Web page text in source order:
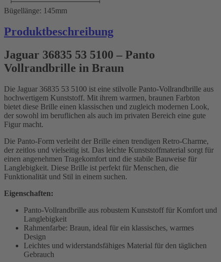
Bügellänge: 145mm
Produktbeschreibung
Jaguar 36835 53 5100 – Panto
Vollrandbrille in Braun
Die Jaguar 36835 53 5100 ist eine stilvolle Panto-Vollrandbrille aus
hochwertigem Kunststoff. Mit ihrem warmen, braunen Farbton
bietet diese Brille einen klassischen und zugleich modernen Look,
der sowohl im beruflichen als auch im privaten Bereich eine gute
Figur macht.
Die Panto-Form verleiht der Brille einen trendigen Retro-Charme,
der zeitlos und vielseitig ist. Das leichte Kunststoffmaterial sorgt für
einen angenehmen Tragekomfort und die stabile Bauweise für
Langlebigkeit. Diese Brille ist perfekt für Menschen, die
Funktionalität und Stil in einem suchen.
Eigenschaften:
Panto-Vollrandbrille aus robustem Kunststoff für Komfort und
Langlebigkeit
Rahmenfarbe: Braun, ideal für ein klassisches, warmes
Design
Leichtes und widerstandsfähiges Material für den täglichen
Gebrauch